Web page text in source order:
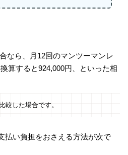
なら、月12回のマンツーマンレ
算すると924,000円、といった相
較した場合です。
払い負担をおさえる方法が次で